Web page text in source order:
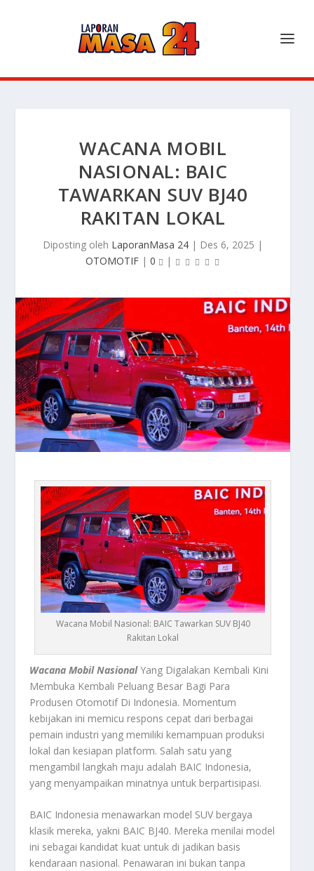
WACANA MOBIL
NASIONAL: BAIC
TAWARKAN SUV BJ40
RAKITAN LOKAL
Diposting oleh LaporanMasa 24 | Des 6, 2025 |
OTOMOTIF| 0 |
Wacana Mobil Nasional: BAIC Tawarkan SUV BJ40
Rakitan Lokal
Wacana Mobil NasionalYang Digalakan Kembali Kini
Membuka Kembali Peluang Besar Bagi Para
Produsen Otomotif Di Indonesia. Momentum
kebijakan ini memicu respons cepat dari berbagai
pemain industri yang memiliki kemampuan produksi
lokal dan kesiapan platform. Salah satu yang
mengambil langkah maju adalah BAIC Indonesia,
yang menyampaikan minatnya untuk berpartisipasi.
BAIC Indonesia menawarkan model SUV bergaya
klasik mereka, yakni BAIC BJ40. Mereka menilai model
ini sebagai kandidat kuat untuk di jadikan basis
kendaraan nasional. Penawaran ini bukan tanpa